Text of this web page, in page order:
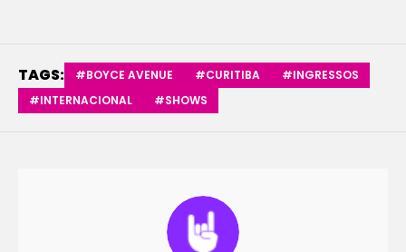
TAGS: #BOYCE AVENUE #CURITIBA
#INGRESSOS
#INTERNACIONAL
#SHOWS